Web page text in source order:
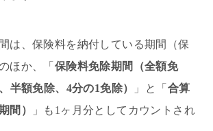
は、保険料を納付している期間（保
ほか、「 保険料免除期間（全額免
半額免除、4分の1免除）
」と「 合算
間）
」も1ヶ月分としてカウントされ